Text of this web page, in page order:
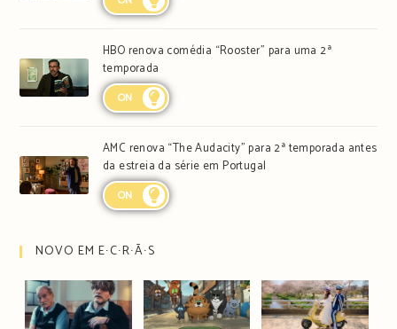
HBO renova comédia “Rooster” para uma 2ª
temporada
ON
AMC renova “The Audacity” para 2ª temporada antes
da estreia da série em Portugal
ON
NOVO EM E∙C∙R∙Ã∙S